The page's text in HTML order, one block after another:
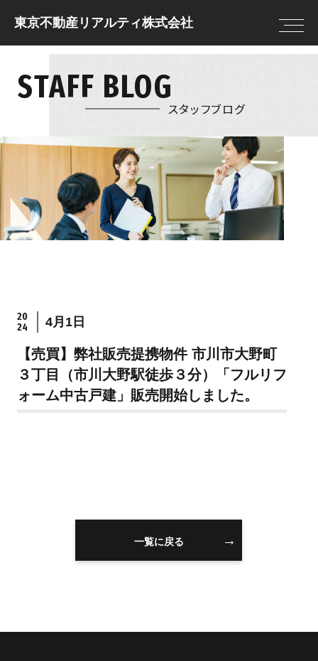
東京不動産リアルティ株式会社
トップページ
現地販売会
NEWS
住まいを借りる
借りる前に決めてお
借りる流れ
住まいを借りるの
住まいを売る 注文住宅
リフォーム
リフォームのFAQ
スタッフ情報
スタッフ紹介
スタッフブログ
住まいを借りる
住まいを売る
リフォーム
STAFF BLOG
スタッフブログ
20
24
4月1日
【売買】弊社販売提携物件 市川市大野町
３丁目（市川大野駅徒歩３分）「フルリフ
ォーム中古戸建」販売開始しました。
一覧に戻る